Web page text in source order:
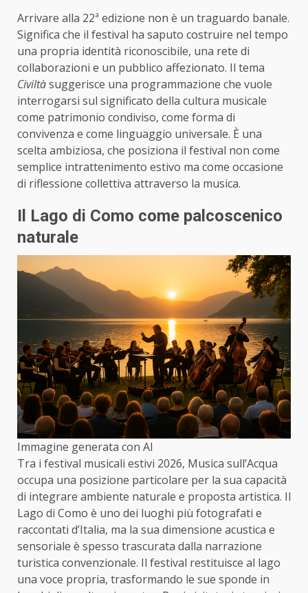
Arrivare alla 22ª edizione non è un traguardo banale.
Significa che il festival ha saputo costruire nel tempo
una propria identità riconoscibile, una rete di
collaborazioni e un pubblico affezionato. Il tema
Civiltàsuggerisce una programmazione che vuole
interrogarsi sul significato della cultura musicale
come patrimonio condiviso, come forma di
convivenza e come linguaggio universale. È una
scelta ambiziosa, che posiziona il festival non come
semplice intrattenimento estivo ma come occasione
di riflessione collettiva attraverso la musica.
Il Lago di Como come palcoscenico
naturale
Immagine generata con AI
Tra i festival musicali estivi 2026, Musica sull’Acqua
occupa una posizione particolare per la sua capacità
di integrare ambiente naturale e proposta artistica. Il
Lago di Como è uno dei luoghi più fotografati e
raccontati d’Italia, ma la sua dimensione acustica e
sensoriale è spesso trascurata dalla narrazione
turistica convenzionale. Il festival restituisce al lago
una voce propria, trasformando le sue sponde in